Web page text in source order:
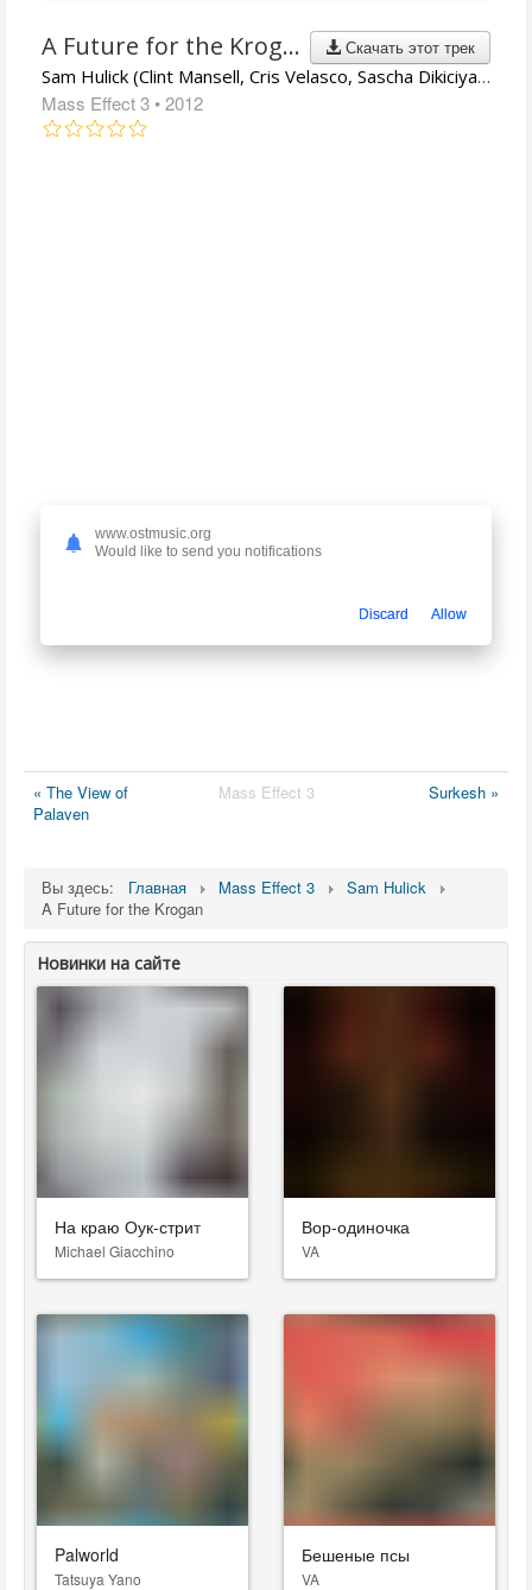
Скачать этот трек
A Future for the Krogan
Sam Hulick (Clint Mansell, Cris Velasco, Sascha Dikiciyan, Christopher Lennertz)
Mass Effect 3 • 2012
« The View of
Palaven
Mass Effect 3 Surkesh »
Вы здесь: Главная Mass Effect 3
Sam Hulick
A Future for the Krogan
Новинки на сайте
На краю Оук-стрит
Michael Giacchino
Вор-одиночка
VA
Palworld
Tatsuya Yano
Бешеные псы
VA
www.ostmusic.org
Would like to send you notifications
Discard Allow